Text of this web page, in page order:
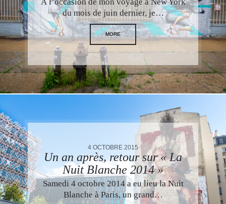
du mois de juin dernier, je…
MORE
4 OCTOBRE 2015
Un an après, retour sur « La
Nuit Blanche 2014 »
Samedi 4 octobre 2014 a eu lieu la Nuit
Blanche à Paris, un grand…